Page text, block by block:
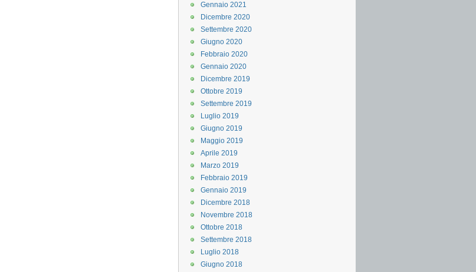
Gennaio 2021
Dicembre 2020
Settembre 2020
Giugno 2020
Febbraio 2020
Gennaio 2020
Dicembre 2019
Ottobre 2019
Settembre 2019
Luglio 2019
Giugno 2019
Maggio 2019
Aprile 2019
Marzo 2019
Febbraio 2019
Gennaio 2019
Dicembre 2018
Novembre 2018
Ottobre 2018
Settembre 2018
Luglio 2018
Giugno 2018